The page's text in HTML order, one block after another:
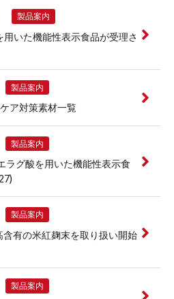
製品案内
用いた機能性表示食品が受理さ
製品案内
ア対策素材一覧
製品案内
ラグ酸を用いた機能性表示食
製品案内
含有の米紅麹末を取り扱い開始
製品案内